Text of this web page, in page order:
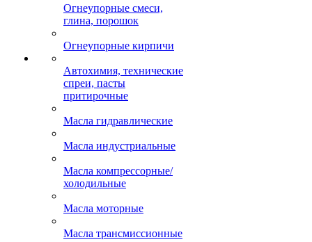
Огнеупорные смеси,
глина, порошок
Огнеупорные кирпичи
Автохимия, технические
спреи, пасты
притирочные
Масла гидравлические
Масла индустриальные
Масла компрессорные/
холодильные
Масла моторные
Масла трансмиссионные